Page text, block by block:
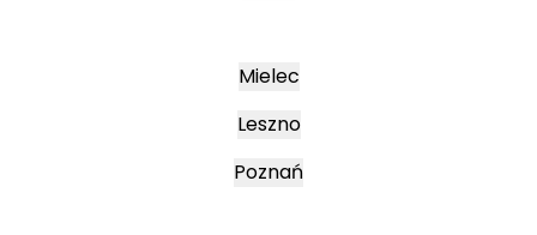
Mielec
Leszno
Poznań